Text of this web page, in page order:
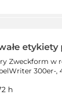
etyk. / 1 rol
Zweckform w
300er-,
h